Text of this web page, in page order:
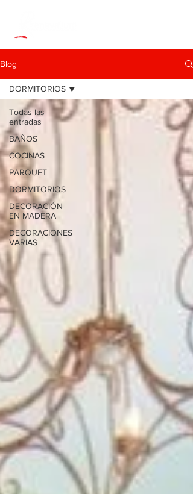
Blog
Todas las
entradas
BAÑOS
COCINAS
PARQUET
DORMITORIOS
DECORACIÓN
EN MADERA
DECORACIONES
VARIAS
DORMITORIOS